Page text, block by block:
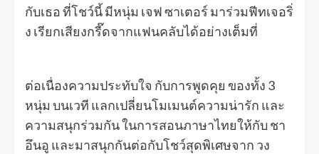
กับเธอ ที่โชว์นี้ มีหนุ่ม เจฟ ซาเตอร์ มาร่วมฟีทเจอริ่
ง เรียกเสียงกรี๊ดจากแฟนคลับได้อย่างเต็มที่
ต่อเนื่องความประทับใจ กับการพูดคุย ของทั้ง 3
หนุ่ม บนเวที แลกเปลี่ยนโมเมนต์ความน่ารัก และ
ความสนุกร่วมกัน ในการสอนภาษาไทยให้กับ ชา
อึนอู และมาสนุกกันต่อกับโชว์สุดพิเศษจาก วง